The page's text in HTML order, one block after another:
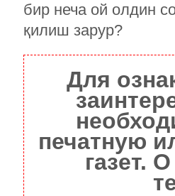
бир неча ой олдин
қилиш зарур?
Для
печатную
газет.